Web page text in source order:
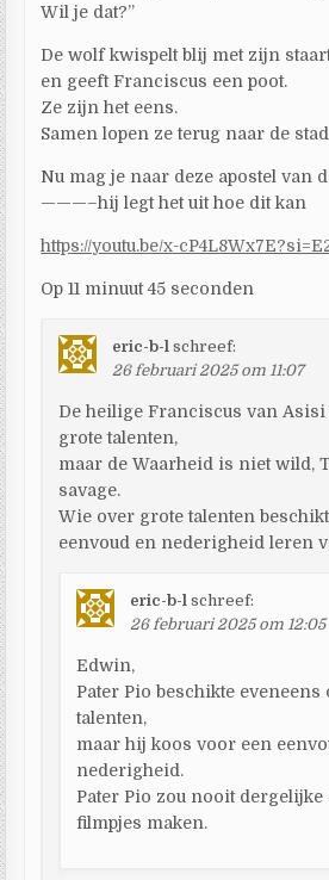
Wil je dat?”
De wolf kwispelt blij met zijn
en geeft Franciscus een poot.
Ze zijn het eens.
Samen lopen ze terug naar de
Nu mag je naar deze apostel van
———–hij legt het uit hoe dit kan
https://youtu.be/x-
Op 11 minuut 45 seconden
eric-b-l schreef:
26 februari 2025 om 11:07
De heilige Franciscus van
grote talenten,
maar de Waarheid is niet wild,
savage.
Wie over grote talenten
eenvoud en nederigheid leren
eric-b-l schreef:
26 februari 2025 om 12:05
Edwin,
Pater Pio beschikte eveneens
talenten,
maar hij koos voor een
nederigheid.
Pater Pio zou nooit dergelijke
filmpjes maken.